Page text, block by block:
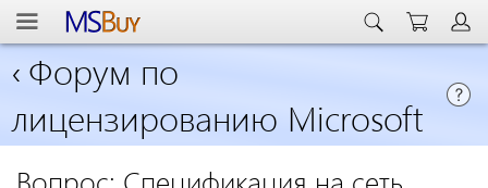
‹ Форум по
лицензированию Microsoft
Вопрос: Спецификация на сеть